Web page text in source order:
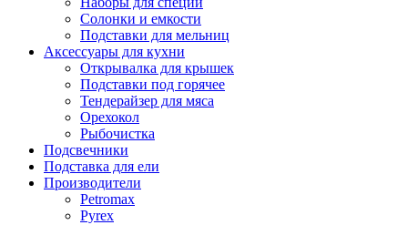
Солонки и емкости
Подставки для мельниц
Аксессуары для кухни
Открывалка для крышек
Подставки под горячее
Тендерайзер для мяса
Орехокол
Рыбочистка
Подсвечники
Подставка для ели
Производители
Petromax
Pyrex